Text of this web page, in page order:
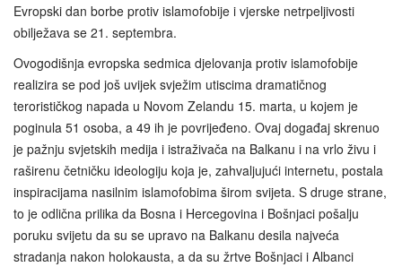
Evropski dan borbe protiv islamofobije i vjerske netrpeljivosti
obilježava se 21. septembra.
Ovogodišnja evropska sedmica djelovanja protiv islamofobije
realizira se pod još uvijek svježim utiscima dramatičnog
terorističkog napada u Novom Zelandu 15. marta, u kojem je
poginula 51 osoba, a 49 ih je povrijeđeno. Ovaj događaj skrenuo
je pažnju svjetskih medija i istraživača na Balkanu i na vrlo živu i
raširenu četničku ideologiju koja je, zahvaljujući internetu, postala
inspiracijama nasilnim islamofobima širom svijeta. S druge strane,
to je odlična prilika da Bosna i Hercegovina i Bošnjaci pošalju
poruku svijetu da su se upravo na Balkanu desila najveća
stradanja nakon holokausta, a da su žrtve Bošnjaci i Albanci